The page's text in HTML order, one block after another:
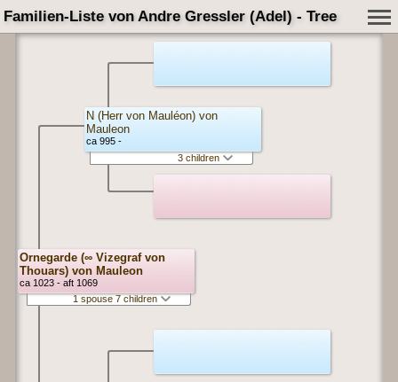
Familien-Liste von Andre Gressler (Adel) - Tree
Ornegarde (∞ Vizegraf von
Thouars) von Mauleon
ca 1023 - aft 1069
1 spouse 7 children
N (Herr von Mauléon) von
Mauleon
ca 995 -
3 children